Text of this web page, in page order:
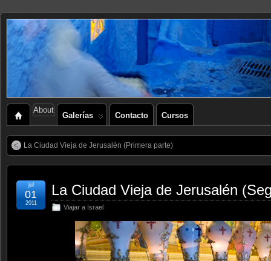
About
Galerías Contacto Cursos
La Ciudad Vieja de Jerusalén (Primera parte)
La Ciudad Vieja de Jerusalén
Viajar a Israel
jul
01
2011